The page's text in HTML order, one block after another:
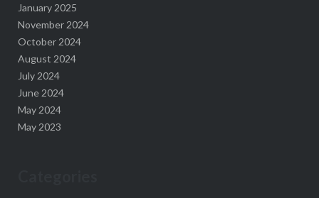
January 2025
November 2024
October 2024
August 2024
July 2024
June 2024
May 2024
May 2023